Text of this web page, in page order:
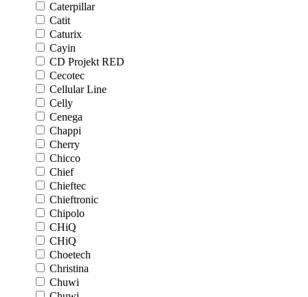
Caterpillar
Catit
Caturix
Cayin
CD Projekt RED
Cecotec
Cellular Line
Celly
Cenega
Chappi
Cherry
Chicco
Chief
Chieftec
Chieftronic
Chipolo
CHiQ
CHiQ
Choetech
Christina
Chuwi